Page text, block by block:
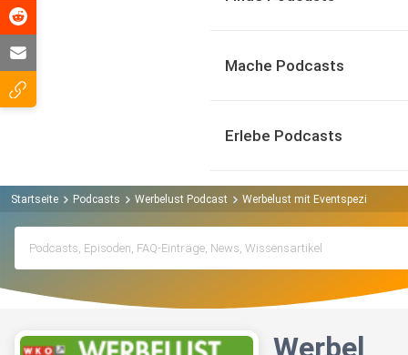
Mache Podcasts
Erlebe Podcasts
Startseite Podcasts Werbelust Podcast Werbelust mit Eventspezialistin
Werbel